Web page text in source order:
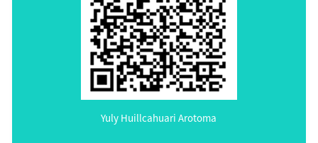
Yuly Huillcahuari Arotoma